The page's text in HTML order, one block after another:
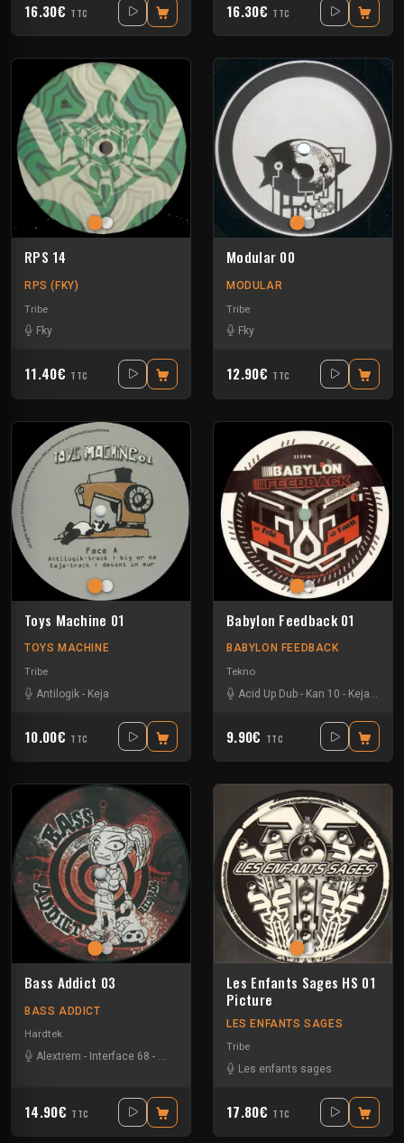
16.30€ TTC 16.30€ TTC
RPS 14
RPS (FKY)
Tribe
Fky
11.40€ TTC
Modular 00
MODULAR
Tribe
Fky
12.90€ TTC
Toys Machine 01
TOYS MACHINE
Tribe
Antilogik - Keja
10.00€ TTC
Babylon Feedback 01
BABYLON FEEDBACK
Tekno
Acid Up Dub - Kan 10 - Keja
9.90€ TTC
Bass Addict 03
BASS ADDICT
Hardtek
Alextrem - Interface 68 - Matek
14.90€ TTC
Les Enfants Sages HS 01
Picture
LES ENFANTS SAGES
Tribe
Les enfants sages
17.80€ TTC